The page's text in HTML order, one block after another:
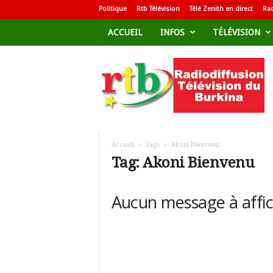
Politique Rtb Télévision Télé Zenith en direct
ACCUEIL INFOS TÉLÉVISION
d
i
Accueil Tags Akoni Bienvenu
Tag: Akoni Bienvenu
Aucun message à